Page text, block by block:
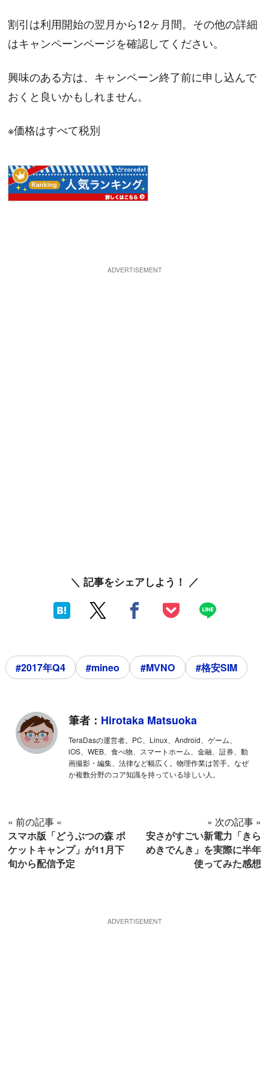
割引は利用開始の翌月から12ヶ月間。その他の詳細
はキャンペーンページを確認してください。
興味のある方は、キャンペーン終了前に申し込んで
おくと良いかもしれません。
※価格はすべて税別
＼ 記事をシェアしよう！ ／
#2017年Q4 #mineo #MVNO #格安SIM
筆者： Hirotaka Matsuoka
TeraDasの運営者。PC、Linux、Android、ゲーム、
iOS、WEB、食べ物、スマートホーム、金融、証券、動
画撮影・編集、法律など幅広く。物理作業は苦手。なぜ
か複数分野のコア知識を持っている珍しい人。
« 前の記事 «
スマホ版「どうぶつの森 ポ
ケットキャンプ」が11月下
旬から配信予定
» 次の記事 »
安さがすごい新電力「きら
めきでんき」を実際に半年
使ってみた感想